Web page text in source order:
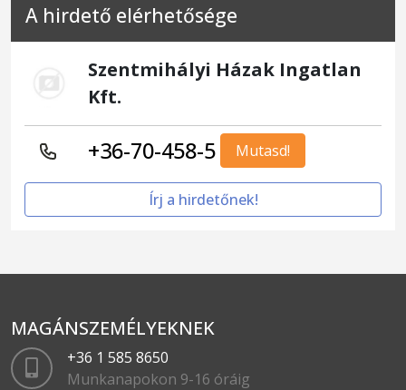
A hirdető elérhetősége
Szentmihályi Házak Ingatlan
Kft.
+36-70-458-5 Mutasd!
Írj a hirdetőnek!
MAGÁNSZEMÉLYEKNEK
+36 1 585 8650
Munkanapokon 9-16 óráig